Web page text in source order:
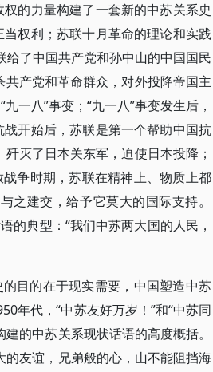
的力量构建了一套新的中苏关系史
权利；苏联十月革命的理论和实践
了中国共产党和孙中山的中国国民
产党和革命群众，对外投降帝国主
一八”事变；“九一八”事变发生后，
开始后，苏联是第一个帮助中国抗
灭了日本关东军，迫使日本投降；
争时期，苏联在精神上、物质上都
之建交，给予它莫大的国际支持。
的典型：“我们中苏两大国的人民，
目的在于现实需要，中国塑造中苏
年代，“中苏友好万岁！”和“中苏同
的中苏关系现状话语的高度概括。
友谊，兄弟般的心，山不能阻挡海